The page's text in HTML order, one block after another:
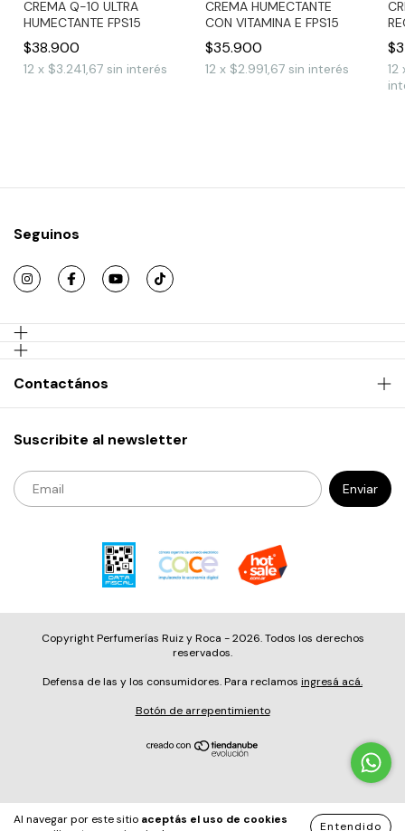
Al navegar por este sitio aceptás el uso de cookies
Entendido
CREMA Q-10 ULTRA
HUMECTANTE FPS15
$38.900
12 x $3.241,67 sin interés
CREMA HUMECTANTE
CON VITAMINA E FPS15
$35.900
12 x $2.991,67 sin interés 12
Seguinos
Contactános
Suscribite al newsletter
Copyright Perfumerías Ruiz y Roca - 2026. Todos los derechos
reservados.
Defensa de las y los consumidores. Para reclamos ingresá acá.
Botón de arrepentimiento
<-----------Codigo 5------------> <-----------Marca-----